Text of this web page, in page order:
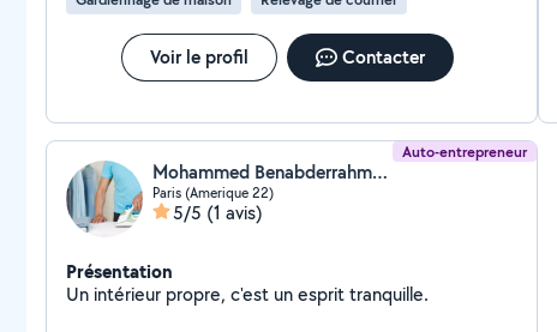
Voir le profil Contacter
Auto-entrepreneur
Mohammed Benabderrahmane
Paris (Amerique 22)
5/5 (1 avis)
Présentation
Un intérieur propre, c'est un esprit tranquille.